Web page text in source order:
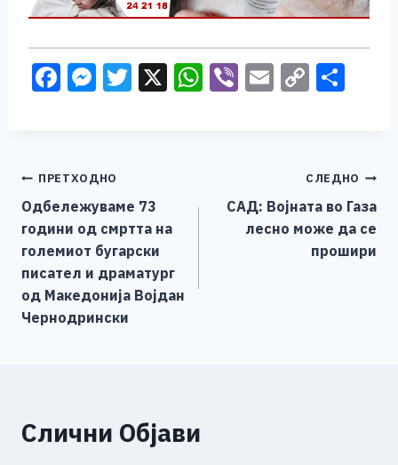
F
b
o
o
k
M
n
g
er
T X W Vi E C
Li
n
k
Навигација
на
напис
ПРЕТХОДНО
Одбележуваме 73
години од смртта на
големиот бугарски
писател и драматург
од Македонија Војдан
Чернодрински
СЛЕДНО
САД: Војната во Газа
лесно може да се
прошири
Слични Објави